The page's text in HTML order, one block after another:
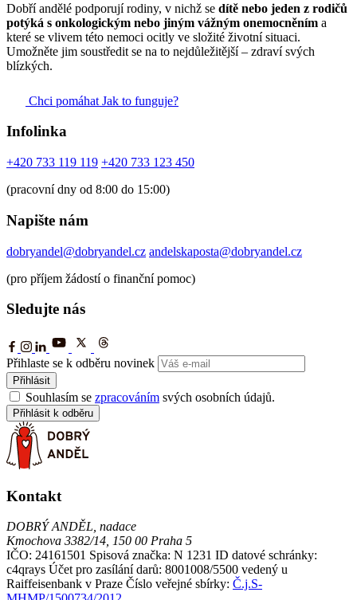
Dobří andělé podporují rodiny, v nichž se dítě nebo jeden z rodičů
potýká s onkologickým nebo jiným vážným onemocněním a
které se vlivem této nemoci ocitly ve složité životní situaci.
Umožněte jim soustředit se na to nejdůležitější – zdraví svých
blízkých.
Chci pomáhat Jak to funguje?
Infolinka
+420 733 119 119 +420 733 123 450
(pracovní dny od 8:00 do 15:00)
Napište nám
dobryandel@dobryandel.cz andelskaposta@dobryandel.cz
(pro příjem žádostí o finanční pomoc)
Sledujte nás
Přihlaste se k odběru novinek
Přihlásit
Souhlasím se zpracováním svých osobních údajů.
Přihlásit k odběru
Kontakt
DOBRÝ ANDĚL, nadace
Kmochova 3382/14, 150 00 Praha 5
IČO: 24161501 Spisová značka: N 1231 ID datové schránky:
c4qrays Účet pro zasílání darů: 8001008/5500 vedený u
Raiffeisenbank v Praze Číslo veřejné sbírky: Č.j.S-